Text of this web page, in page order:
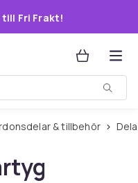
till Fri Frakt!
& tillbehör